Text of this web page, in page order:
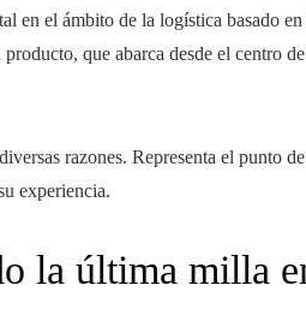
en el ámbito de la logística basado
que abarca desde el centro
razones. Representa el punto
experiencia.
la última milla